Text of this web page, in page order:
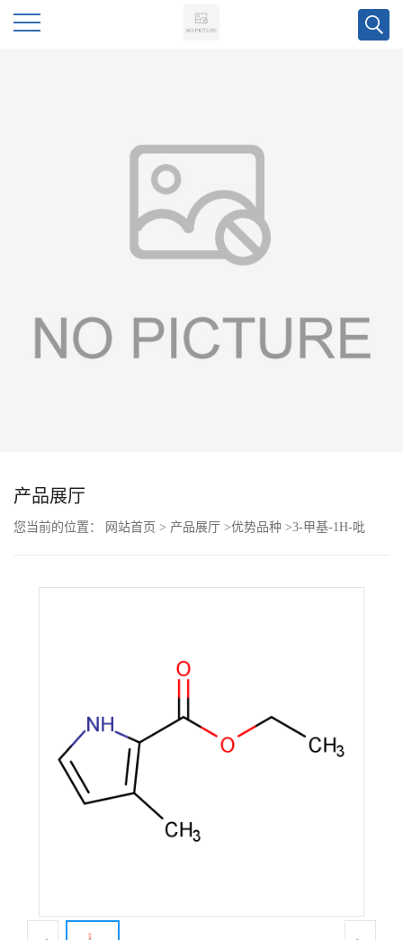
动
产品展厅
您当前的位置： 网站首页 > 产品展厅 >优势品种 >3-甲基-1H-吡